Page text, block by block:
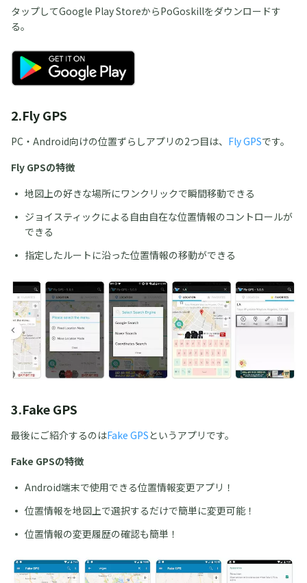
タップしてGoogle Play StoreからPoGoskillをダウンロードす
る。
2.Fly GPS
PC・Android向けの位置ずらしアプリの2つ目は、 Fly GPSです。
Fly GPSの特徴
地図上の好きな場所にワンクリックで瞬間移動できる
ジョイスティックによる自由自在な位置情報のコントロールが
できる
指定したルートに沿った位置情報の移動ができる
3.Fake GPS
最後にご紹介するのはFake GPSというアプリです。
Fake GPSの特徴
Android端末で使用できる位置情報変更アプリ！
位置情報を地図上で選択するだけで簡単に変更可能！
位置情報の変更履歴の確認も簡単！